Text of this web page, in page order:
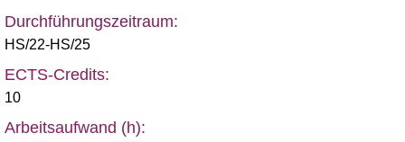
Durchführungszeitraum:
HS/22-HS/25
ECTS-Credits:
10
Arbeitsaufwand (h):